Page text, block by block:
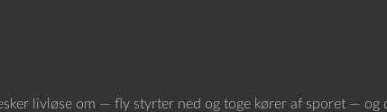
livløse om — fly styrter ned og toge kører af sporet — og